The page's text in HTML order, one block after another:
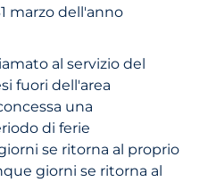
marzo dell'anno
al servizio del
fuori dell'area
una
di ferie
se ritorna al proprio
giorni se ritorna al